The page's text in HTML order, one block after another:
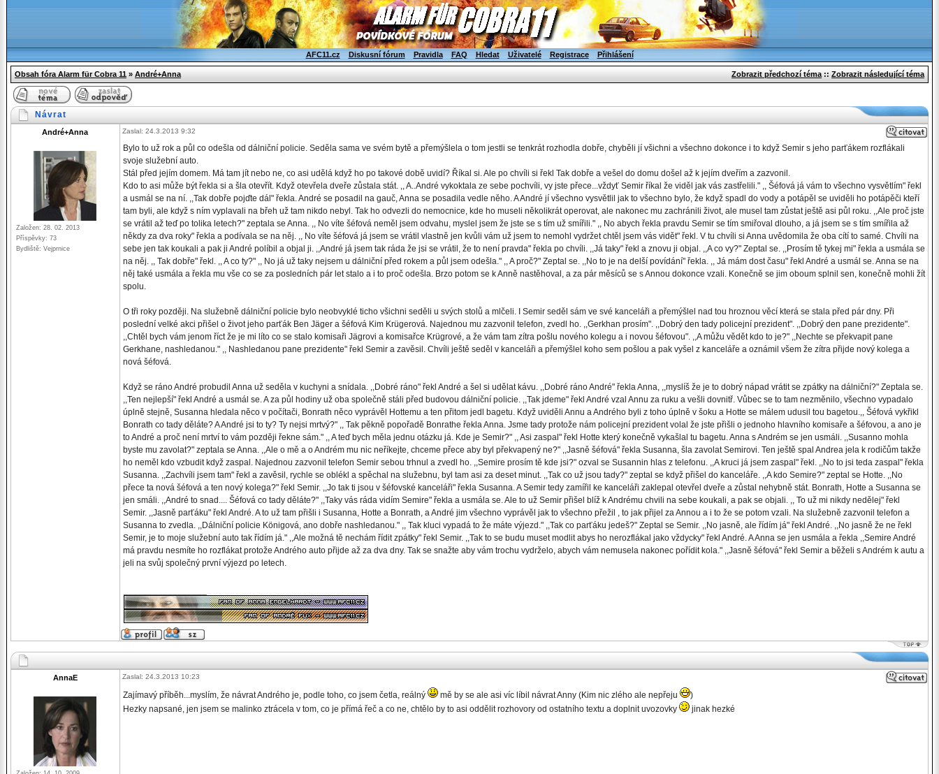
AFC11.cz Diskusní fórum Pravidla FAQ Hledat Uživatelé Registrace Přihlášení
Obsah fóra Alarm für Cobra 11 » André+Anna Zobrazit předchozí téma :: Zobrazit následující téma
Návrat
André+Anna
Založen: 28. 02. 2013
Příspěvky: 73
Bydliště: Vejprnice
Zaslal: 24.3.2013 9:32
Bylo to už rok a půl co odešla od dálniční policie. Seděla sama ve svém bytě a přemýšlela o tom jestli se tenkrát rozhodla dobře, chyběli jí všichni a všechno dokonce i to když Semir s jeho parťákem rozflákali
svoje služební auto.
Stál před jejím domem. Má tam jít nebo ne, co asi udělá když ho po takové době uvidí? Říkal si. Ale po chvíli si řekl Tak dobře a vešel do domu došel až k jejím dveřím a zazvonil.
Kdo to asi může být řekla si a šla otevřít. Když otevřela dveře zůstala stát. ,, A..André vykoktala ze sebe pochvíli, vy jste přece...vždyť Semir říkal že viděl jak vás zastřelili." ,, Šéfová já vám to všechno vysvětlím" řekl
a usmál se na ní. ,,Tak dobře pojďte dál" řekla. André se posadil na gauč, Anna se posadila vedle něho. A André jí všechno vysvětlil jak to všechno bylo, že když spadl do vody a potápěl se uviděli ho potápěči kteří
tam byli, ale když s ním vyplavali na břeh už tam nikdo nebyl. Tak ho odvezli do nemocnice, kde ho museli několikrát operovat, ale nakonec mu zachránili život, ale musel tam zůstat ještě asi půl roku. ,,Ale proč jste
se vrátil až teď po tolika letech?" zeptala se Anna. ,, No víte šéfová neměl jsem odvahu, myslel jsem že jste se s tím už smířili." ,, No abych řekla pravdu Semir se tím smiřoval dlouho, a já jsem se s tím smířila až
někdy za dva roky" řekla a podívala se na něj. ,, No víte šéfová já jsem se vrátil vlastně jen kvůli vám už jsem to nemohl vydržet chtěl jsem vás vidět" řekl. V tu chvíli si Anna uvědomila že oba cítí to samé. Chvíli na
sebe jen tak koukali a pak ji André políbil a objal ji. ,,André já jsem tak ráda že jsi se vrátil, že to není pravda" řekla po chvíli. ,,Já taky" řekl a znovu ji objal. ,,A co vy?" Zeptal se. ,,Prosím tě tykej mi" řekla a usmála se
na něj. ,, Tak dobře" řekl. ,, A co ty?" ,, No já už taky nejsem u dálniční před rokem a půl jsem odešla." ,, A proč?" Zeptal se. ,,No to je na delší povídání" řekla. ,, Já mám dost času" řekl André a usmál se. Anna se na
něj také usmála a řekla mu vše co se za posledních pár let stalo a i to proč odešla. Brzo potom se k Anně nastěhoval, a za pár měsíců se s Annou dokonce vzali. Konečně se jim oboum splnil sen, konečně mohli žít
spolu.
O tři roky později. Na služebně dálniční policie bylo neobvyklé ticho všichni seděli u svých stolů a mlčeli. I Semir seděl sám ve své kanceláři a přemýšlel nad tou hroznou věcí která se stala před pár dny. Při
poslední velké akci přišel o život jeho parťák Ben Jäger a šéfová Kim Krügerová. Najednou mu zazvonil telefon, zvedl ho. ,,Gerkhan prosím". ,,Dobrý den tady policejní prezident". ,,Dobrý den pane prezidente".
,,Chtěl bych vám jenom říct že je mi líto co se stalo komisaři Jägrovi a komisařce Krügrové, a že vám tam zítra pošlu nového kolegu a i novou šéfovou". ,,A můžu vědět kdo to je?" ,,Nechte se překvapit pane
Gerkhane, nashledanou." ,, Nashledanou pane prezidente" řekl Semir a zavěsil. Chvíli ještě seděl v kanceláři a přemýšlel koho sem pošlou a pak vyšel z kanceláře a oznámil všem že zítra přijde nový kolega a
nová šéfová.
Když se ráno André probudil Anna už seděla v kuchyni a snídala. ,,Dobré ráno" řekl André a šel si udělat kávu. ,,Dobré ráno André" řekla Anna, ,,myslíš že je to dobrý nápad vrátit se zpátky na dálniční?" Zeptala se.
,,Ten nejlepší" řekl André a usmál se. A za půl hodiny už oba společně stáli před budovou dálniční policie. ,,Tak jdeme" řekl André vzal Annu za ruku a vešli dovnitř. Vůbec se to tam nezměnilo, všechno vypadalo
úplně stejně, Susanna hledala něco v počítači, Bonrath něco vyprávěl Hottemu a ten přitom jedl bagetu. Když uviděli Annu a Andrého byli z toho úplně v šoku a Hotte se málem udusil tou bagetou.,, Šéfová vykřikl
Bonrath co tady děláte? A André jsi to ty? Ty nejsi mrtvý?" ,, Tak pěkně popořadě Bonrathe řekla Anna. Jsme tady protože nám policejní prezident volal že jste přišli o jednoho hlavního komisaře a šéfovou, a ano je
to André a proč není mrtví to vám později řekne sám." ,, A teď bych měla jednu otázku já. Kde je Semir?" ,, Asi zaspal" řekl Hotte který konečně vykašlal tu bagetu. Anna s Andrém se jen usmáli. ,,Susanno mohla
byste mu zavolat?" zeptala se Anna. ,,Ale o mě a o Andrém mu nic neříkejte, chceme přece aby byl překvapený ne?" ,,Jasně šéfová" řekla Susanna, šla zavolat Semirovi. Ten ještě spal Andrea jela k rodičům takže
ho neměl kdo vzbudit když zaspal. Najednou zazvonil telefon Semir sebou trhnul a zvedl ho. ,,Semire prosím tě kde jsi?" ozval se Susannin hlas z telefonu. ,,A kruci já jsem zaspal" řekl. ,,No to jsi teda zaspal" řekla
Susanna. ,,Zachvíli jsem tam" řekl a zavěsil, rychle se oblékl a spěchal na služebnu, byl tam asi za deset minut. ,,Tak co už jsou tady?" zeptal se když přišel do kanceláře. ,,A kdo Semire?" zeptal se Hotte. ,,No
přece ta nová šéfová a ten nový kolega?" řekl Semir. ,,Jo tak ti jsou v šéfovské kanceláři" řekla Susanna. A Semir tedy zamířil ke kanceláři zaklepal otevřel dveře a zůstal nehybně stát. Bonrath, Hotte a Susanna se
jen smáli. ,,André to snad.... Šéfová co tady děláte?" ,,Taky vás ráda vidím Semire" řekla a usmála se. Ale to už Semir přišel blíž k Andrému chvili na sebe koukali, a pak se objali. ,, To už mi nikdy nedělej" řekl
Semir. ,,Jasně parťáku" řekl André. A to už tam přišli i Susanna, Hotte a Bonrath, a André jim všechno vyprávěl jak to všechno přežil , to jak přijel za Annou a i to že se potom vzali. Na služebně zazvonil telefon a
Susanna to zvedla. ,,Dálniční policie Königová, ano dobře nashledanou." ,, Tak kluci vypadá to že máte výjezd." ,,Tak co parťáku jedeš?" Zeptal se Semir. ,,No jasně, ale řídím já" řekl André. ,,No jasně že ne řekl
Semir, je to moje služební auto tak řídím já." ,,Ale možná tě nechám řídit zpátky" řekl Semir. ,,Tak to se budu muset modlit abys ho nerozflákal jako vždycky" řekl André. A Anna se jen usmála a řekla ,,Semire André
má pravdu nesmíte ho rozflákat protože Andrého auto přijde až za dva dny. Tak se snažte aby vám trochu vydrželo, abych vám nemusela nakonec pořídit kola." ,,Jasně šéfová" řekl Semir a běželi s Andrém k autu a
jeli na svůj společný první výjezd po letech.
AnnaE Zaslal: 24.3.2013 10:23
Zajímavý příběh...myslím, že návrat Andrého je, podle toho, co jsem četla, reálný mě by se ale asi víc líbil návrat Anny (Kim nic zlého ale nepřeju
)
Hezky napsané, jen jsem se malinko ztrácela v tom, co je přímá řeč a co ne, chtělo by to asi oddělit rozhovory od ostatního textu a doplnit uvozovky
jinak hezké